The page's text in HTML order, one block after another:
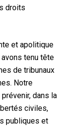
droits
et apolitique
tenu tête
de tribunaux
Notre
dans la
civiles,
publiques et